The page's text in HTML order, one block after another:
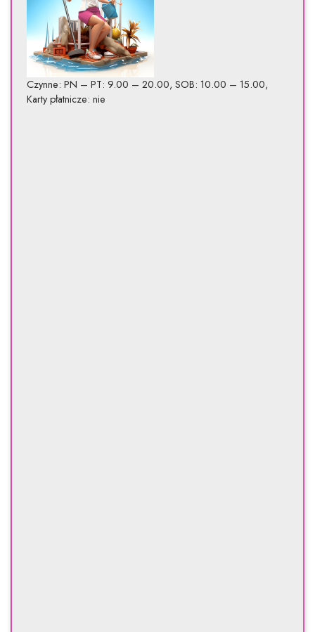
Czynne: PN – PT: 9.00 – 20.00, SOB: 10.00 – 15.00,
Karty płatnicze: nie